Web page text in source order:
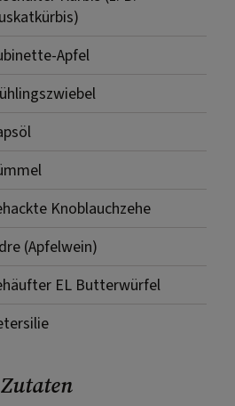
Apfel
Knoblauchzehe
(Apfelwein)
EL Butterwürfel
Zutaten